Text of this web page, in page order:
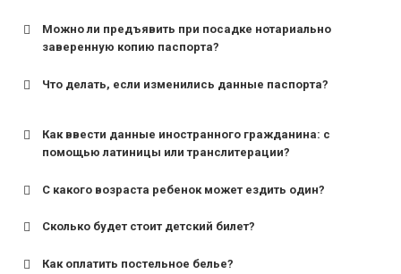
Можно ли предъявить при посадке нотариально
заверенную копию паспорта?
Что делать, если изменились данные паспорта?
Как ввести данные иностранного гражданина: с
помощью латиницы или транслитерации?
С какого возраста ребенок может ездить один?
для поездов дальнего следования — от 10 лет и
Сколько будет стоит детский билет?
Как оплатить постельное белье?